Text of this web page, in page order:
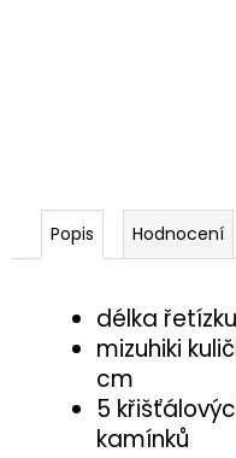
Popis Hodnocení
délka
mizuhiki
cm
5
kamínků